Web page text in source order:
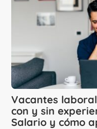
Vacantes
con y sin
Salario y cómo